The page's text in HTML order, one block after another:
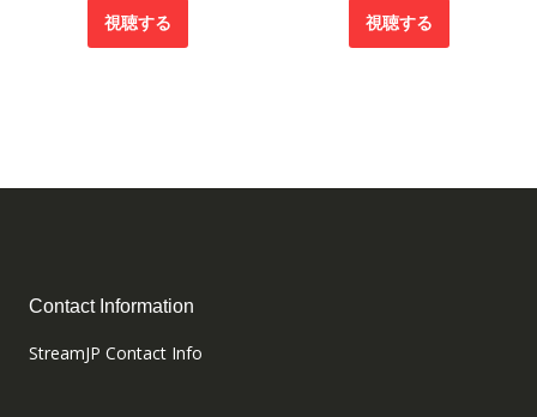
視聴する 視聴する
Contact Information
StreamJP Contact Info